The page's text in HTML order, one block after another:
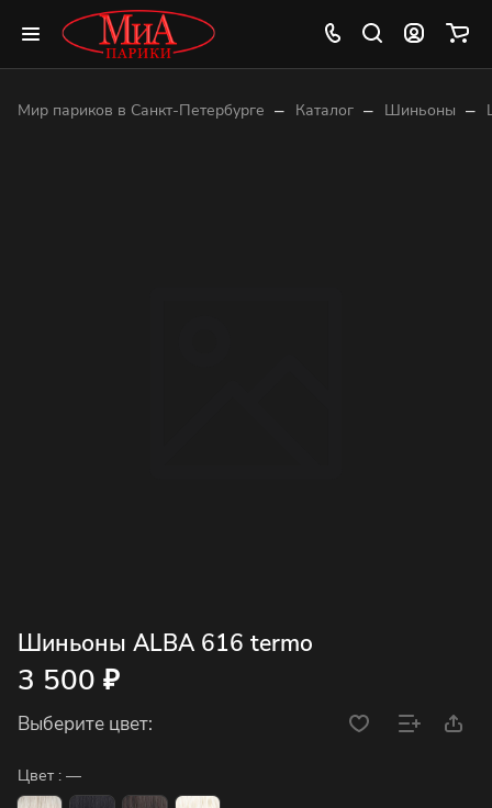
Мир париков в Санкт-Петербурге – Каталог – Шиньоны –
Шиньоны ALBA 616 termo
3 500 ₽
Выберите цвет:
Цвет : —